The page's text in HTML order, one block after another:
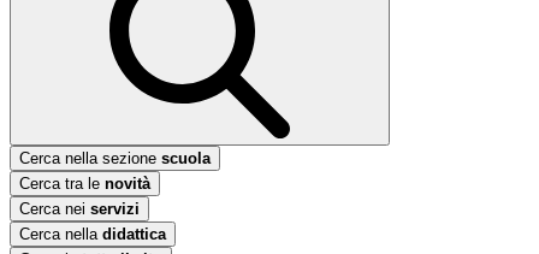
Cerca nella sezione scuola
Cerca tra le novità
Cerca nei servizi
Cerca nella didattica